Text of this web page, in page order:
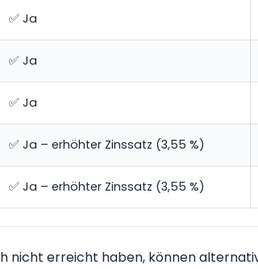
✅ Ja
✅ Ja
✅ Ja
✅ Ja – erhöhter Zinssatz (3,55 %)
✅ Ja – erhöhter Zinssatz (3,55 %)
nicht erreicht haben, können